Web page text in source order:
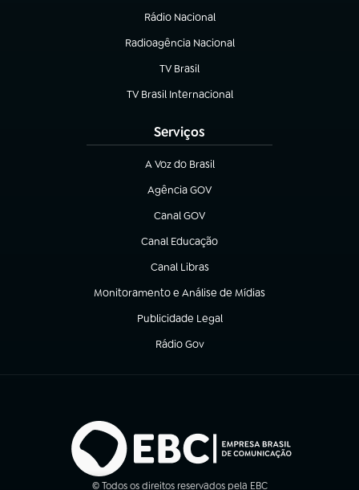
Rádio Nacional
(abre em nova aba)
Radioagência Nacional
(abre em nova aba)
TV Brasil
(abre em nova aba)
TV Brasil Internacional
(abre em nova aba)
Serviços
A Voz do Brasil
(abre em nova aba)
Agência GOV
(abre em nova aba)
Canal GOV
(abre em nova aba)
Canal Educação
(abre em nova aba)
Canal Libras
(abre em nova aba)
Monitoramento e Análise de Mídias
(abre em nova aba)
Publicidade Legal
(abre em nova aba)
Rádio Gov
(abre em nova aba)
© Todos os direitos reservados pela EBC